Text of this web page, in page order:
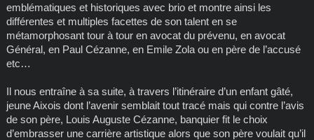
emblématiques et historiques avec brio et montre ainsi les
différentes et multiples facettes de son talent en se
métamorphosant tour à tour en avocat du prévenu, en avocat
Général, en Paul Cézanne, en Emile Zola ou en père de l’accusé
etc…
Il nous entraîne à sa suite, à travers l’itinéraire d’un enfant gâté,
jeune Aixois dont l’avenir semblait tout tracé mais qui contre l’avis
de son père, Louis Auguste Cézanne, banquier fit le choix
d’embrasser une carrière artistique alors que son père voulait qu’il